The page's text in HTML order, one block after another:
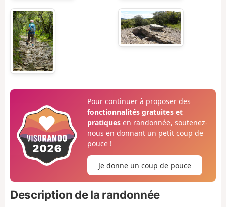
Pour continuer à proposer des
fonctionnalités gratuites et
pratiquesen randonnée, soutenez-
nous en donnant un petit coup de
pouce !
Je donne un coup de pouce
Description de la randonnée